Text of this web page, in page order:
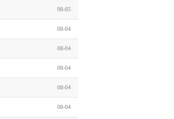
08-05
08-04
08-04
08-04
08-04
08-04